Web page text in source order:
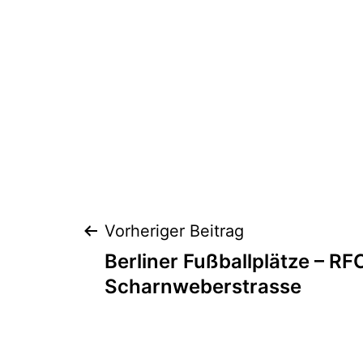
Vorheriger Beitrag
Berliner Fußballplätze –
Scharnweberstrasse